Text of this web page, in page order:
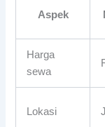
Aspek
Harga
sewa
Lokasi